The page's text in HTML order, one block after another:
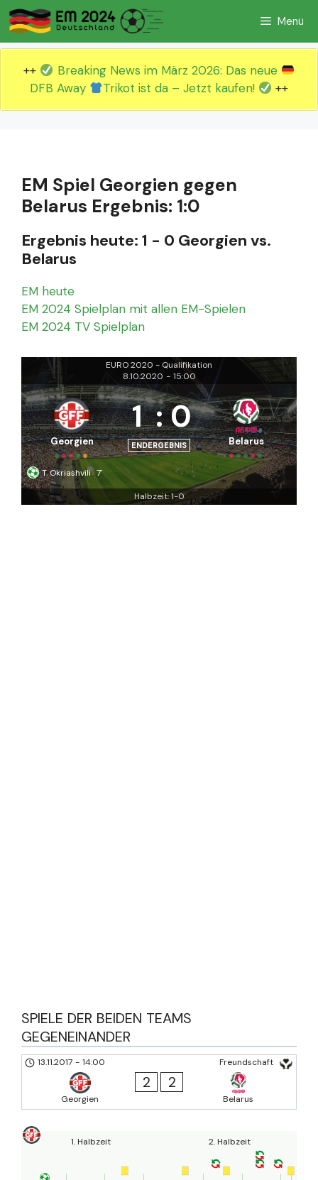
Zum
Inhalt
springen
Menü
++
Breaking News im März 2026: Das neue
DFB Away
Trikot ist da – Jetzt kaufen! ++
EM Spiel Georgien gegen
Belarus Ergebnis: 1:0
Ergebnis heute: 1 - 0 Georgien vs.
Belarus
EM heute
EM 2024 Spielplan mit allen EM-Spielen
EM 2024 TV Spielplan
EURO 2020 - Qualifikation
8.10.2020 - 15:00
Georgien
1 :0
ENDERGEBNIS Belarus
T. Okriashvili 7'
Halbzeit: 1-0
SPIELE DER BEIDEN TEAMS
GEGENEINANDER
Freundschaft
13.11.2017 - 14:00
Georgien
2 2
Belarus
1. Halbzeit 2. Halbzeit